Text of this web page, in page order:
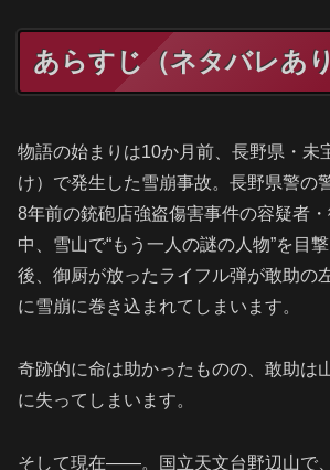
あらすじ（ネタバレあり
物語の始まりは10か月前、長野県・未
け）で発生した雪崩事故。長野県警の
8年前の銃砲店強盗傷害事件の容疑者
中、雪山で“もう一人の謎の人物”を目
後、御厨が放ったライフル弾が敢助の
に雪崩に巻き込まれてしまいます。
奇跡的に命は助かったものの、敢助は
に失ってしまいます。
そして現在——。国立天文台野辺山で